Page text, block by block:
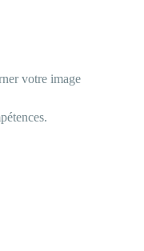
votre image